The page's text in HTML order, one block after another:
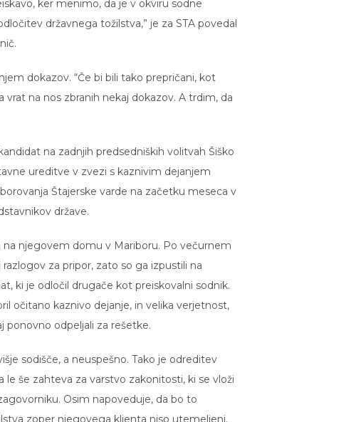
ker menimo, da je v okviru sodne
državnega tožilstva,” je za STA povedal
dokazov. “Če bi bili tako prepričani, kot
vrat na nos zbranih nekaj dokazov. A trdim, da
na zadnjih predsedniških volitvah Šiško
ureditve v zvezi s kaznivim dejanjem
Štajerske varde na začetku meseca v
države.
na njegovem domu v Mariboru. Po večurnem
za pripor, zato so ga izpustili na
ki je odločil drugače kot preiskovalni sodnik.
očitano kaznivo dejanje, in velika verjetnost,
ponovno odpeljali za rešetke.
sodišče, a neuspešno. Tako je odreditev
le še zahteva za varstvo zakonitosti, ki se vloži
Osim napoveduje, da bo to
zoper njegovega klienta niso utemeljeni.